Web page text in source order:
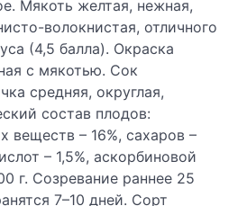
Мякоть желтая, нежная,
волокнистая, отличного
(4,5 балла). Окраска
с мякотью. Сок
средняя, округлая,
состав плодов:
веществ – 16%, сахаров –
– 1,5%, аскорбиновой
г. Созревание раннее 25
7–10 дней. Сорт